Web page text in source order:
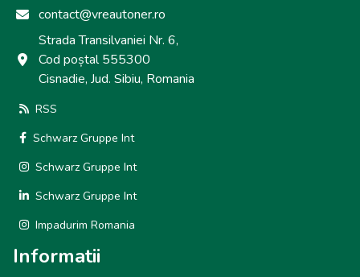
contact@vreautoner.ro
Strada Transilvaniei Nr. 6,
Cod poștal 555300
Cisnadie, Jud. Sibiu, Romania
RSS
Schwarz Gruppe Int
Schwarz Gruppe Int
Schwarz Gruppe Int
Impadurim Romania
Informatii